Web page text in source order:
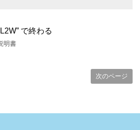
で終わる
明書
次のページ